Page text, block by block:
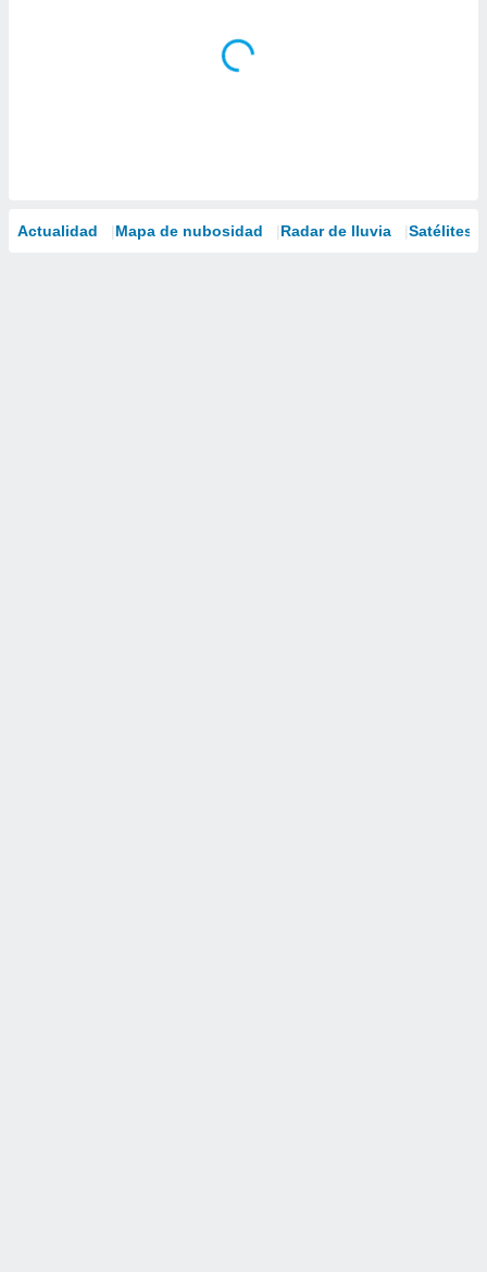
Actualidad Mapa de nubosidad Radar de lluvia Satélites